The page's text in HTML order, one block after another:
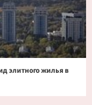
элитного жилья в